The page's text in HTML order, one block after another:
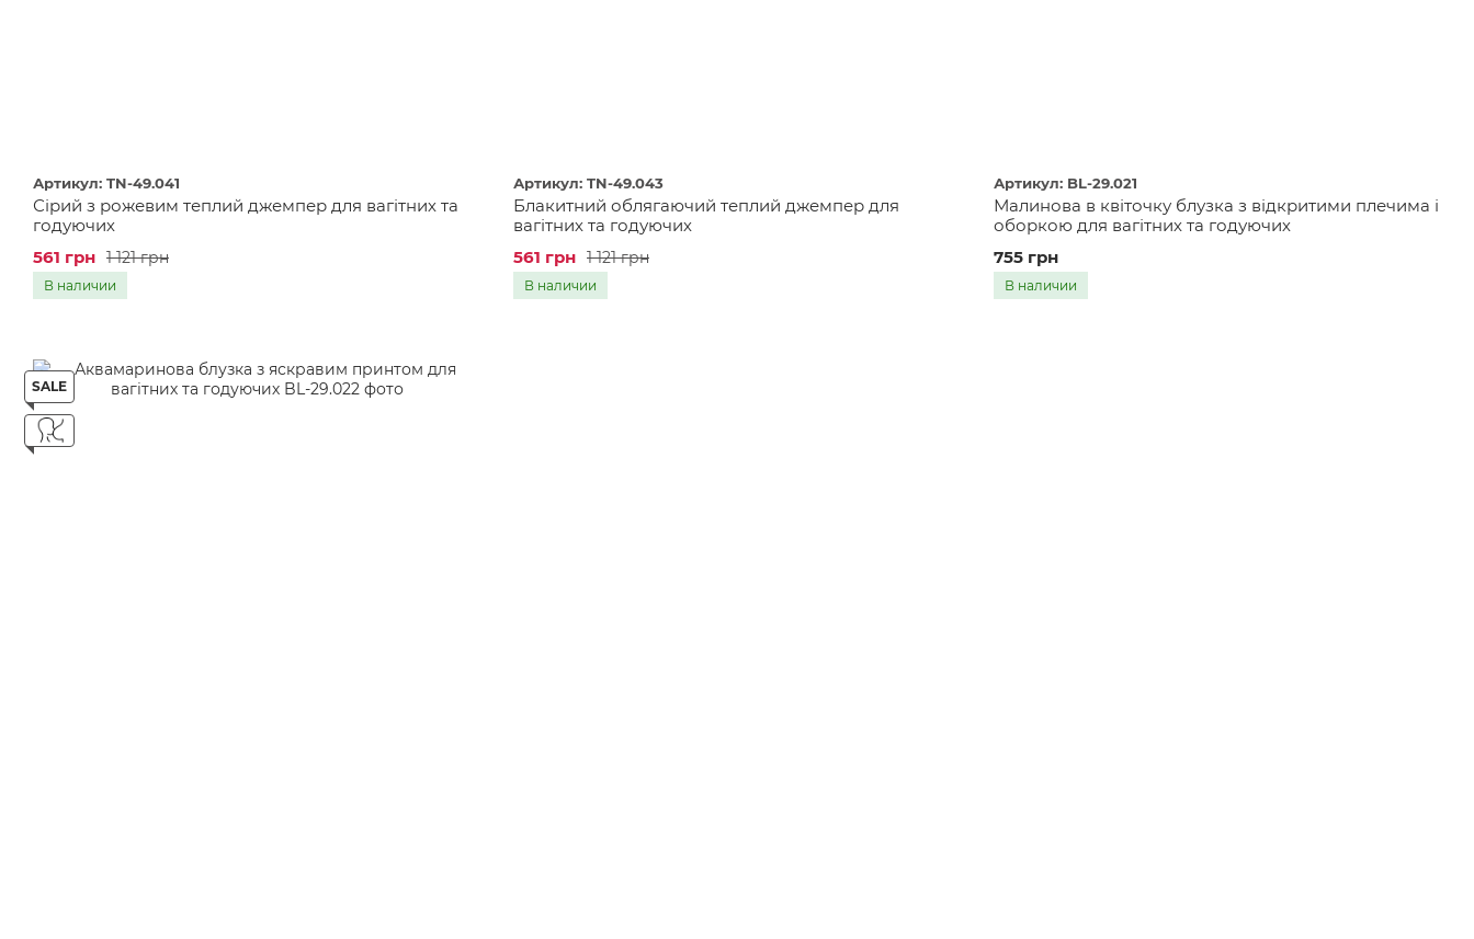
Артикул: TN-49.041
Сірий з рожевим теплий джемпер для вагітних та
годуючих
1 121 грн
561 грн
В наличии
Артикул: TN-49.043
Блакитний облягаючий теплий джемпер для
вагітних та годуючих
1 121 грн
561 грн
В наличии
Артикул: BL-29.021
Малинова в квіточку блузка з відкритими плечима і
оборкою для вагітних та годуючих
755 грн
В наличии
SALE